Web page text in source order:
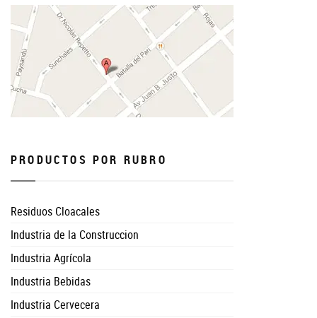
PRODUCTOS POR RUBRO
Residuos Cloacales
Industria de la Construccion
Industria Agrícola
Industria Bebidas
Industria Cervecera